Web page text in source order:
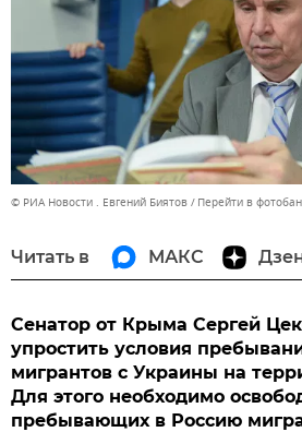
© РИА Новости . Евгений Биятов Перейти в
Читать в МАКС
Сенатор от Крыма Сергей
упростить условия
мигрантов c Украины на
Для этого необходимо
пребывающих в Россию